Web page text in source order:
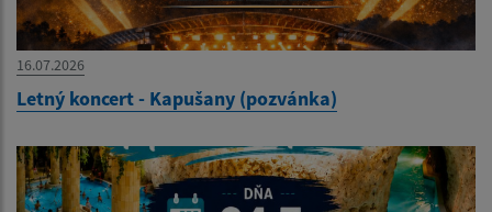
16.07.2026
Letný koncert - Kapušany (pozvánka)